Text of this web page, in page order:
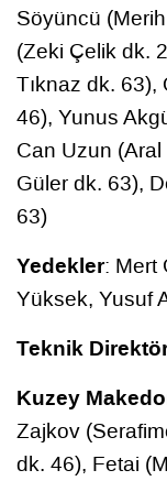
Söyüncü
(Zeki Çelik dk.
Tıknaz dk.
46), Yunus
Can Uzun
Güler dk. 63),
63)
Yedekler: Mert
Yüksek, Yusuf
Teknik
Kuzey
Zajkov
dk. 46), Fetai